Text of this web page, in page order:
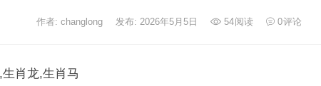
作者: changlong 发布: 2026年5月5日 54阅读 0评论
肖龙,生肖马